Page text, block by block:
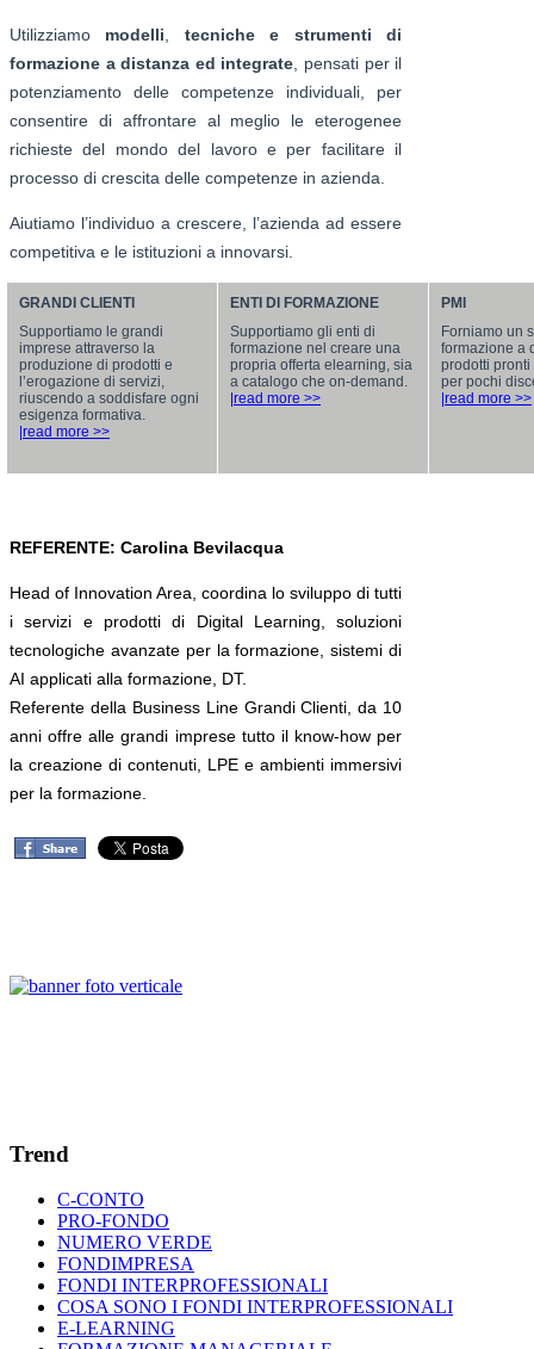
Utilizziamo modelli
tecniche e strumenti di
formazione a distanza ed integrate , pensati per il
potenziamento delle competenze individuali, per
consentire di affrontare al meglio le eterogenee
richieste del mondo del lavoro e per facilitare il
processo di crescita delle competenze in azienda.
Aiutiamo l’individuo a crescere, l’azienda ad essere
competitiva e le istituzioni a innovarsi.
GRANDI CLIENTI
Supportiamo le grandi
imprese attraverso la
produzione di prodotti e
l’erogazione di servizi,
riuscendo a soddisfare ogni
esigenza formativa.
|read more >>
ENTI DI FORMAZIONE
Supportiamo gli enti di
formazione nel creare una
propria offerta elearning, sia
a catalogo che on-demand.
|read more >>
PMI
Forniamo un
formazione a
prodotti pronti
per pochi
|read more >>
REFERENTE: Carolina Bevilacqua
Head of Innovation Area, coordina lo sviluppo di tutti
i servizi e prodotti di Digital Learning, soluzioni
tecnologiche avanzate per la formazione, sistemi di
AI applicati alla formazione, DT.
Referente della Business Line Grandi Clienti, da 10
anni offre alle grandi imprese tutto il know-how per
la creazione di contenuti, LPE e ambienti immersivi
per la formazione.
Trend
C-CONTO
PRO-FONDO
NUMERO VERDE
FONDIMPRESA
FONDI INTERPROFESSIONALI
COSA SONO I FONDI INTERPROFESSIONALI
E-LEARNING